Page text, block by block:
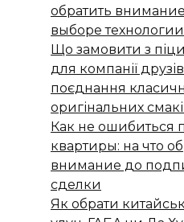
обратить
выборе технологии
Що замовити з
для компанії
поєднання
оригінальних
Как не ошибиться
квартиры: на что
внимание до
сделки
Як обрати